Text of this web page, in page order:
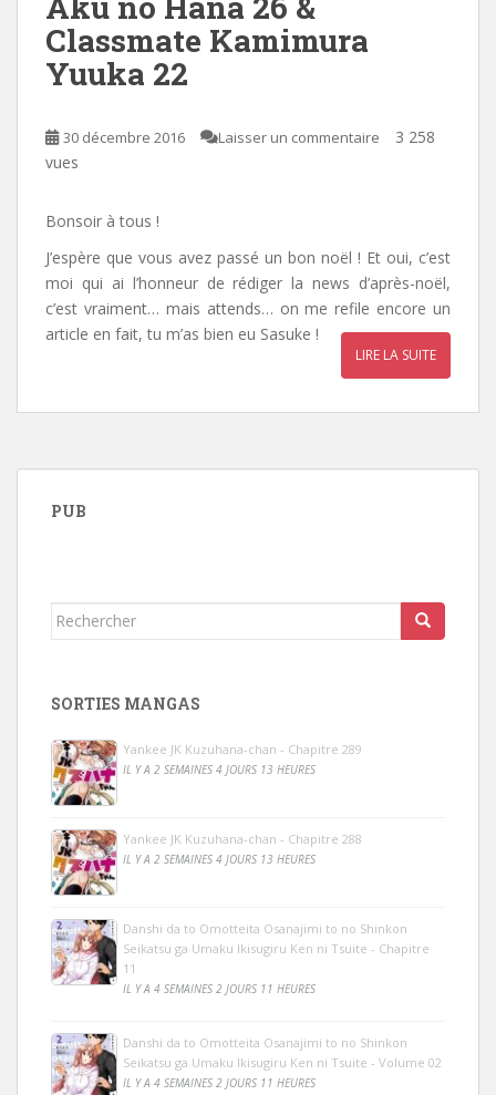
Classmate Kamimura
Yuuka 22
30 décembre 2016 Laisser un commentaire
3 258
vues
Bonsoir à tous !
J’espère que vous avez passé un bon noël ! Et oui, c’est
moi qui ai l’honneur de rédiger la news d’après-noël,
c’est vraiment… mais attends… on me refile encore un
article en fait, tu m’as bien eu Sasuke !
LIRE LA SUITE
PUB
Rechercher...
SORTIES MANGAS
Yankee JK Kuzuhana-chan - Chapitre 289
IL Y A 2 SEMAINES 4 JOURS 13 HEURES
Yankee JK Kuzuhana-chan - Chapitre 288
IL Y A 2 SEMAINES 4 JOURS 13 HEURES
Danshi da to Omotteita Osanajimi to no Shinkon
Seikatsu ga Umaku Ikisugiru Ken ni Tsuite - Chapitre
11
IL Y A 4 SEMAINES 2 JOURS 11 HEURES
Danshi da to Omotteita Osanajimi to no Shinkon
Seikatsu ga Umaku Ikisugiru Ken ni Tsuite - Volume 02
IL Y A 4 SEMAINES 2 JOURS 11 HEURES